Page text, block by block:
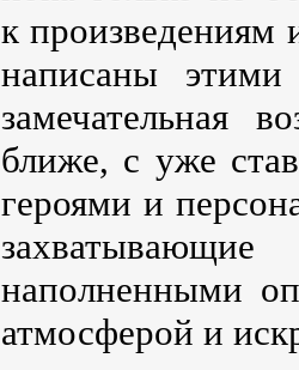
к
написаны
замечательная
ближе, с уже
героями и
наполненными
атмосферой и